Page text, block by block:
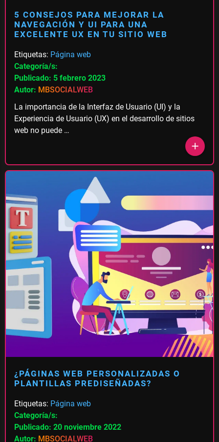
5 CONSEJOS PARA MEJORAR LA
NAVEGACIÓN Y UI PARA UNA
EXCELENTE UX EN TU SITIO WEB
Etiquetas: Página web
Categoría/s:
Publicado: 5 febrero 2023
Autor: MBSOCIALWEB
La importancia de la Interfaz de Usuario (UI) y la
Experiencia de Usuario (UX) en el desarrollo de sitios
web no puede …
add
¿PÁGINAS WEB PERSONALIZADAS O
PLANTILLAS PREDISEÑADAS?
Etiquetas: Página web
Categoría/s:
Publicado: 20 noviembre 2022
Autor: MBSOCIALWEB